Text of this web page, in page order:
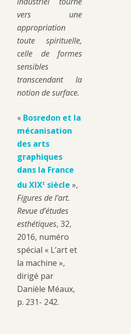
vers une
appropriation
toute spirituelle,
celle de formes
sensibles
transcendant la
notion de surface.
« Bosredon et la
mécanisation
des arts
graphiques
dans la France
du XIXe siècle »,
Figures de l’art.
Revue d’études
esthétiques, 32,
2016, numéro
spécial « L’art et
la machine »,
dirigé par
Danièle Méaux,
p. 231- 242.